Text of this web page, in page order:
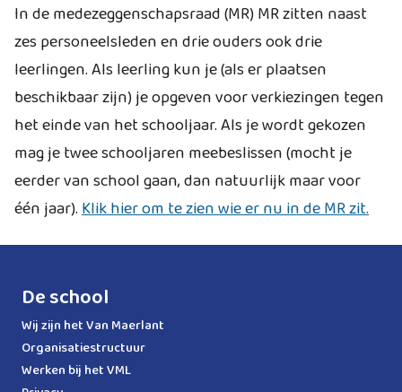
In de medezeggenschapsraad (MR) MR zitten naast
zes personeelsleden en drie ouders ook drie
leerlingen. Als leerling kun je (als er plaatsen
beschikbaar zijn) je opgeven voor verkiezingen tegen
het einde van het schooljaar. Als je wordt gekozen
mag je twee schooljaren meebeslissen (mocht je
eerder van school gaan, dan natuurlijk maar voor
één jaar).Klik hier om te zien wie er nu in de MR zit.
De school
Wij zijn het Van Maerlant
Organisatiestructuur
Werken bij het VML